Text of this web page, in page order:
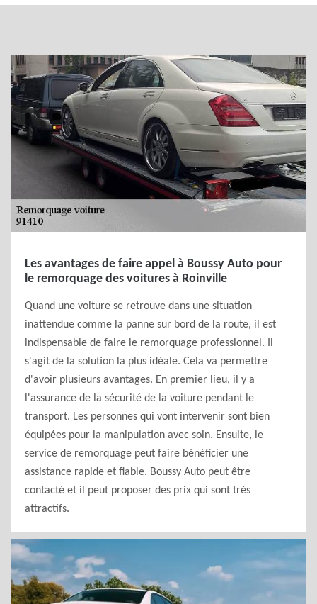
Les avantages de faire appel à Boussy Auto pour
le remorquage des voitures à Roinville
Quand une voiture se retrouve dans une situation
inattendue comme la panne sur bord de la route, il est
indispensable de faire le remorquage professionnel. Il
s'agit de la solution la plus idéale. Cela va permettre
d'avoir plusieurs avantages. En premier lieu, il y a
l'assurance de la sécurité de la voiture pendant le
transport. Les personnes qui vont intervenir sont bien
équipées pour la manipulation avec soin. Ensuite, le
service de remorquage peut faire bénéficier une
assistance rapide et fiable. Boussy Auto peut être
contacté et il peut proposer des prix qui sont très
attractifs.